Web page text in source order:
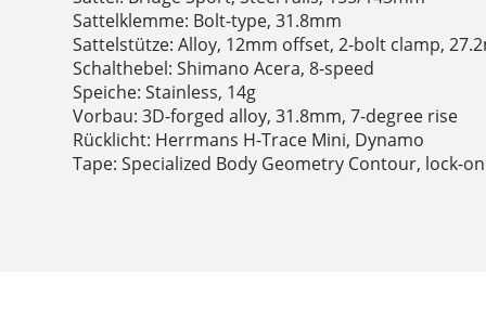
Sattelklemme: Bolt-type, 31.8mm
Sattelstütze: Alloy, 12mm offset, 2-bolt clamp,
Schalthebel: Shimano Acera, 8-speed
Speiche: Stainless, 14g
Vorbau: 3D-forged alloy, 31.8mm, 7-degree rise
Rücklicht: Herrmans H-Trace Mini, Dynamo
Tape: Specialized Body Geometry Contour, lock-on